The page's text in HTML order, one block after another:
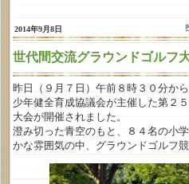
2014年9月8日
世代間交流グラウンドゴルフ
昨日（９月７日）午前８時３０分か
少年健全育成協議会が主催した第２
大会が開催されました。
澄み切った青空のもと、８４名の小
かな雰囲気の中、グラウンドゴルフ